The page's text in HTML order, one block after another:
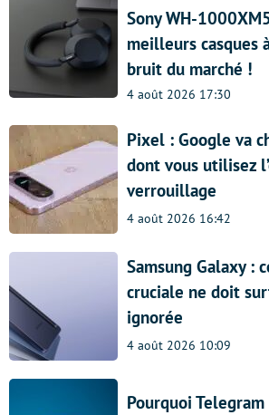
Sony WH-
meilleurs casques
bruit du marché !
4 août 2026 17:30
Pixel : Google va
dont vous utilisez
verrouillage
4 août 2026 16:42
Samsung Galaxy :
cruciale ne doit
ignorée
4 août 2026 10:09
Pourquoi